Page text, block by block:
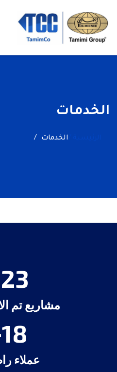
الخدمات
الخدمات
24
مشاريع تم
19
عملاء